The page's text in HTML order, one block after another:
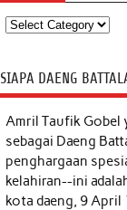
Kategori
SIAPA DAENG
Amril Taufik Gobel
sebagai Daeng
penghargaan
kelahiran--ini
kota daeng, 9 April